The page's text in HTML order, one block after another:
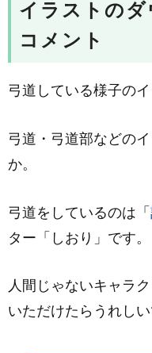
イラストのダ
コメント
弓道している様子のイ
弓道・弓道部などの
か。
弓道をしているのは「
ター「しおり」です。
人間じゃないキャラ
いただけたらうれしい